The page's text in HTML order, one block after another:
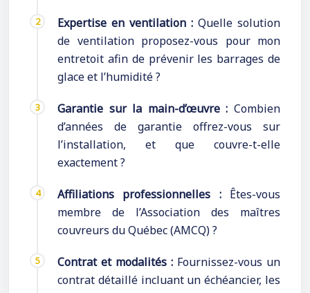
Expertise en ventilation : Quelle solution
de ventilation proposez-vous pour mon
entretoit afin de prévenir les barrages de
glace et l’humidité ?
Garantie sur la main-d’œuvre : Combien
d’années de garantie offrez-vous sur
l’installation, et que couvre-t-elle
exactement ?
Affiliations professionnelles :Êtes-vous
membre de l’Association des maîtres
couvreurs du Québec (AMCQ) ?
Contrat et modalités : Fournissez-vous un
contrat détaillé incluant un échéancier, les